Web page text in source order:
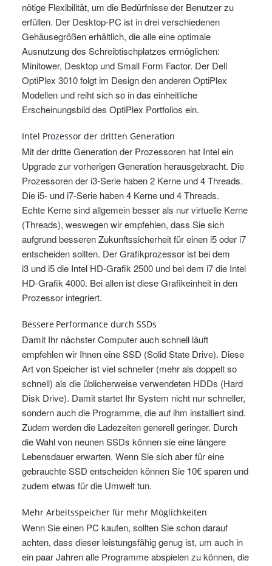
nötige Flexibilität, um die Bedürfnisse der Benutzer zu
erfüllen. Der Desktop-PC ist in drei verschiedenen
Gehäusegrößen erhältlich, die alle eine optimale
Ausnutzung des Schreibtischplatzes ermöglichen:
Minitower, Desktop und Small Form Factor. Der Dell
OptiPlex 3010 folgt im Design den anderen OptiPlex
Modellen und reiht sich so in das einheitliche
Erscheinungsbild des OptiPlex Portfolios ein.
Intel Prozessor der dritten Generation
Mit der dritte Generation der Prozessoren hat Intel ein
Upgrade zur vorherigen Generation herausgebracht. Die
Prozessoren der i3-Serie haben 2 Kerne und 4 Threads.
Die i5- und i7-Serie haben 4 Kerne und 4 Threads.
Echte Kerne sind allgemein besser als nur virtuelle Kerne
(Threads), weswegen wir empfehlen, dass Sie sich
aufgrund besseren Zukunftssicherheit für einen i5 oder i7
entscheiden sollten. Der Grafikprozessor ist bei dem
i3 und i5 die Intel HD-Grafik 2500 und bei dem i7 die Intel
HD-Grafik 4000. Bei allen ist diese Grafikeinheit in den
Prozessor integriert.
Bessere Performance durch SSDs
Damit Ihr nächster Computer auch schnell läuft
empfehlen wir Ihnen eine SSD (Solid State Drive). Diese
Art von Speicher ist viel schneller (mehr als doppelt so
schnell) als die üblicherweise verwendeten HDDs (Hard
Disk Drive). Damit startet Ihr System nicht nur schneller,
sondern auch die Programme, die auf ihm installiert sind.
Zudem werden die Ladezeiten generell geringer. Durch
die Wahl von neunen SSDs können sie eine längere
Lebensdauer erwarten. Wenn Sie sich aber für eine
gebrauchte SSD entscheiden können Sie 10€ sparen und
zudem etwas für die Umwelt tun.
Mehr Arbeitsspeicher für mehr Möglichkeiten
Wenn Sie einen PC kaufen, sollten Sie schon darauf
achten, dass dieser leistungsfähig genug ist, um auch in
ein paar Jahren alle Programme abspielen zu können, die